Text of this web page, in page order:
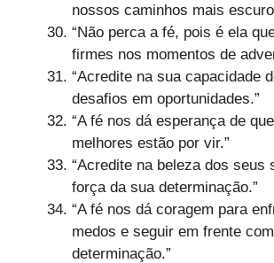
nossos caminhos mais
“Não perca a fé, pois é ela
firmes nos momentos de
“Acredite na sua capacidade
desafios em oportunidades.”
“A fé nos dá esperança de
melhores estão por vir.”
“Acredite na beleza dos seus
força da sua determinação.”
“A fé nos dá coragem para
medos e seguir em frente com
determinação.”